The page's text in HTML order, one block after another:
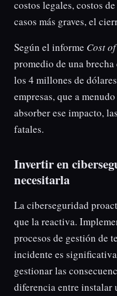
costos legales, costos
casos más graves, el
Según el informe Cost
promedio de una
los 4 millones de
empresas, que a
absorber ese impacto,
fatales.
Invertir en
necesitarla
La ciberseguridad
que la reactiva.
procesos de gestión de
incidente es
gestionar las
diferencia entre instalar